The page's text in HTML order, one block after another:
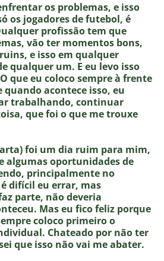
os problemas, e isso
os jogadores de futebol, é
profissão tem que
vão ter momentos bons,
e isso em qualquer
qualquer um. E eu levo isso
que eu coloco sempre à frente
quando acontece isso, eu
trabalhando, continuar
que foi o que me trouxe
foi um dia ruim para mim,
algumas oportunidades de
principalmente no
difícil eu errar, mas
parte, não deveria
Mas eu fico feliz porque
coloco primeiro o
Chateado por não ter
que isso não vai me abater.